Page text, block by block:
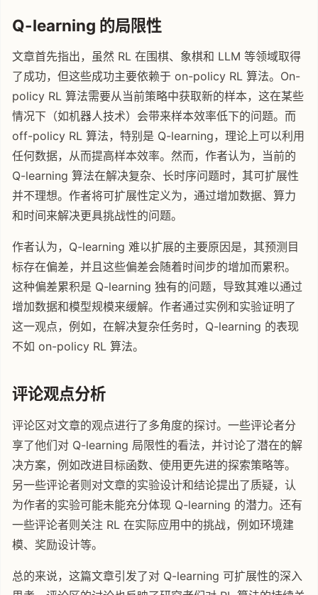
Q-learning 的局限性
文章首先指出，虽然 RL 在围棋、象棋和 LLM 等领域取得
了成功，但这些成功主要依赖于 on-policy RL 算法。On-
policy RL 算法需要从当前策略中获取新的样本，这在某些
情况下（如机器人技术）会带来样本效率低下的问题。而
off-policy RL 算法，特别是 Q-learning，理论上可以利用
任何数据，从而提高样本效率。然而，作者认为，当前的
Q-learning 算法在解决复杂、长时序问题时，其可扩展性
并不理想。作者将可扩展性定义为，通过增加数据、算力
和时间来解决更具挑战性的问题。
作者认为，Q-learning 难以扩展的主要原因是，其预测目
标存在偏差，并且这些偏差会随着时间步的增加而累积。
这种偏差累积是 Q-learning 独有的问题，导致其难以通过
增加数据和模型规模来缓解。作者通过实例和实验证明了
这一观点，例如，在解决复杂任务时，Q-learning 的表现
不如 on-policy RL 算法。
评论观点分析
评论区对文章的观点进行了多角度的探讨。一些评论者分
享了他们对 Q-learning 局限性的看法，并讨论了潜在的解
决方案，例如改进目标函数、使用更先进的探索策略等。
另一些评论者则对文章的实验设计和结论提出了质疑，认
为作者的实验可能未能充分体现 Q-learning 的潜力。还有
一些评论者则关注 RL 在实际应用中的挑战，例如环境建
模、奖励设计等。
总的来说，这篇文章引发了对 Q-learning 可扩展性的深入